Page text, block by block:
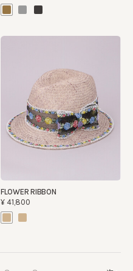
FLOWER RIBBON
¥41,800